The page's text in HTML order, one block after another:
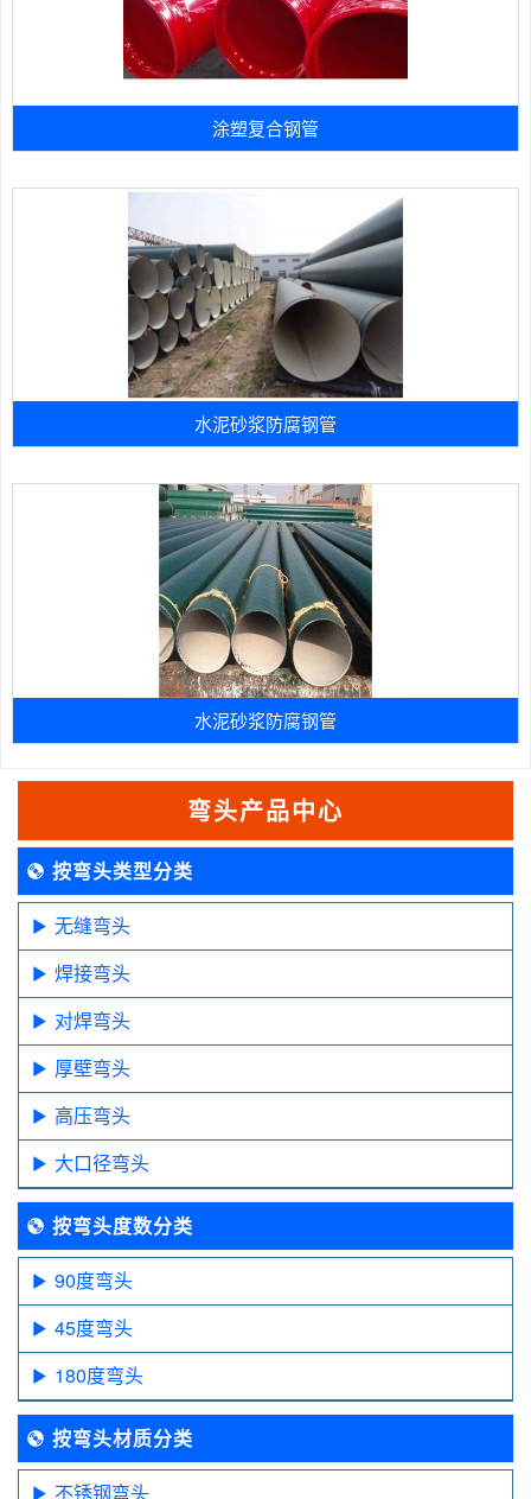
涂塑复合钢管
水泥砂浆防腐钢管
水泥砂浆防腐钢管
弯头产品中心
按弯头类型分类
无缝弯头
焊接弯头
对焊弯头
厚壁弯头
高压弯头
大口径弯头
按弯头度数分类
90度弯头
45度弯头
180度弯头
按弯头材质分类
不锈钢弯头